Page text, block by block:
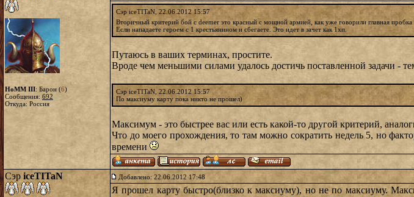
HoMM III: Барон (6)
Сообщения: 692
Откуда: Россия
Сэр iceTITaN, 22.06.2012 15:57
Вторичный критерий бой с deemer это красный с мощной армией, как уже говорили главная
Если нападаете героем с 1 крестьянином и сбегаете. Это идет в зачет как 1хп.
Путаюсь в ваших терминах, простите.
Вроде чем меньшими силами удалось достичь поставленной задачи -
Сэр iceTITaN, 22.06.2012 15:57
По максиуму карту пока никто не прошел)
Максимум - это быстрее вас или есть какой-то другой критерий,
Что до моего прохождения, то там можно сократить недель 5, но
времени
Сэр iceTITaN Добавлено: 22.06.2012 17:48
Я прошел карту быстро(близко к максиуму), но не по максиуму.